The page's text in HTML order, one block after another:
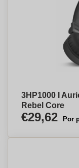
3HP1000 I
Rebel Core
€29,62 Por